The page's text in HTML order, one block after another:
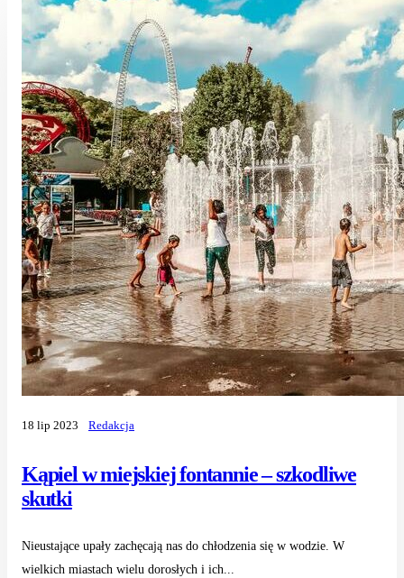
Kąpiel w miejskiej fontannie – szkodliwe
skutki
18 lip 2023 Redakcja
Nieustające upały zachęcają nas do chłodzenia się w wodzie. W
wielkich miastach wielu dorosłych i ich...